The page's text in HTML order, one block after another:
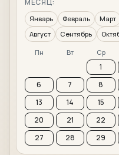
МЕСЯЦ:
Январь Февраль Март
Август
Сентябрь
Пн Вт Ср
1
6
7 8
13
14 15
20
21 22
27
28 29